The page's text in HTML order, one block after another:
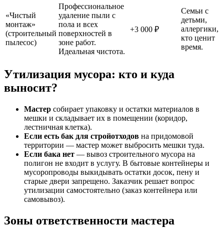
«Чистый
монтаж»
(строительный
пылесос)
Профессиональное
удаление пыли с
пола и всех
поверхностей в
зоне работ.
Идеальная чистота.
+3 000 ₽
Семьи с
детьми,
аллергики,
кто ценит
время.
Утилизация мусора: кто и куда
выносит?
Мастер собирает упаковку и остатки материалов в
мешки и складывает их в помещении (коридор,
лестничная клетка).
Если есть бак для стройотходов на придомовой
территории — мастер может выбросить мешки туда.
Если бака нет — вывоз строительного мусора на
полигон не входит в услугу. В бытовые контейнеры и
мусоропроводы выкидывать остатки досок, пену и
старые двери запрещено. Заказчик решает вопрос
утилизации самостоятельно (заказ контейнера или
самовывоз).
Зоны ответственности мастера